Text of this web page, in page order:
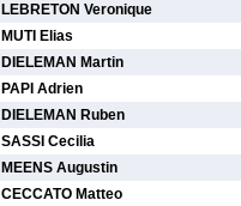
LEBRETON Veronique
MUTI Elias
DIELEMAN Martin
PAPI Adrien
DIELEMAN Ruben
SASSI Cecilia
MEENS Augustin
CECCATO Matteo